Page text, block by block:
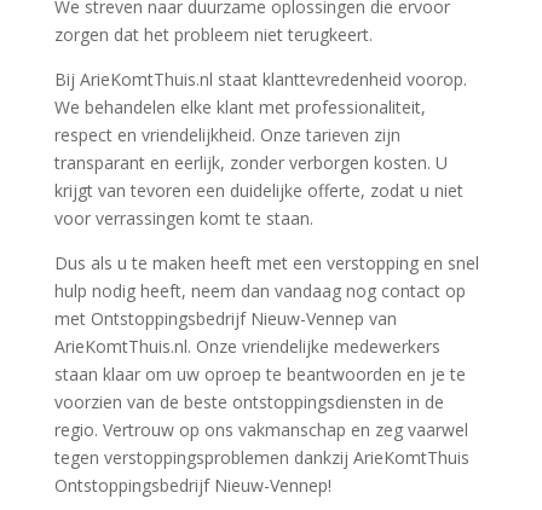
We streven naar duurzame oplossingen die ervoor
zorgen dat het probleem niet terugkeert.
Bij ArieKomtThuis.nl staat klanttevredenheid voorop.
We behandelen elke klant met professionaliteit,
respect en vriendelijkheid. Onze tarieven zijn
transparant en eerlijk, zonder verborgen kosten. U
krijgt van tevoren een duidelijke offerte, zodat u niet
voor verrassingen komt te staan.
Dus als u te maken heeft met een verstopping en snel
hulp nodig heeft, neem dan vandaag nog contact op
met Ontstoppingsbedrijf Nieuw-Vennep van
ArieKomtThuis.nl. Onze vriendelijke medewerkers
staan klaar om uw oproep te beantwoorden en je te
voorzien van de beste ontstoppingsdiensten in de
regio. Vertrouw op ons vakmanschap en zeg vaarwel
tegen verstoppingsproblemen dankzij ArieKomtThuis
Ontstoppingsbedrijf Nieuw-Vennep!